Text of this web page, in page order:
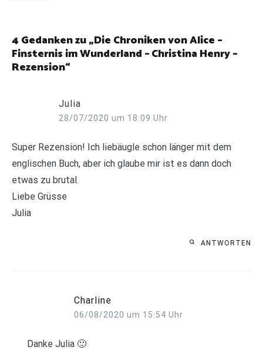
4 Gedanken zu „Die Chroniken von Alice –
Finsternis im Wunderland – Christina Henry –
Rezension“
Julia
28/07/2020 um 18:09 Uhr
Super Rezension! Ich liebäugle schon länger mit dem
englischen Buch, aber ich glaube mir ist es dann doch
etwas zu brutal.
Liebe Grüsse
Julia
ANTWORTEN
Charline
06/08/2020 um 15:54 Uhr
Danke Julia 🙂